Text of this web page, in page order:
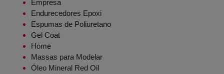
Empresa
Endurecedores Epoxi
Espumas de Poliuretano
Gel Coat
Home
Massas para Modelar
Óleo Mineral Red Oil